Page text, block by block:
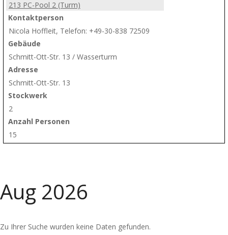
213 PC-Pool 2 (Turm)
Kontaktperson
Nicola Hoffleit, Telefon: +49-30-838 72509
Gebäude
Schmitt-Ott-Str. 13 / Wasserturm
Adresse
Schmitt-Ott-Str. 13
Stockwerk
2
Anzahl Personen
15
Aug 2026
Zu Ihrer Suche wurden keine Daten gefunden.